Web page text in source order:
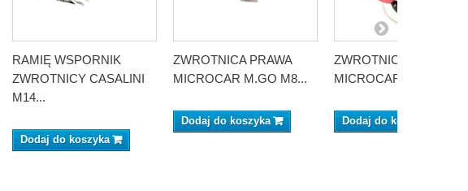
RAMIĘ WSPORNIK
ZWROTNICY CASALINI
M14...
Dodaj do koszyka
ZWROTNICA PRAWA
MICROCAR M.GO M8...
Dodaj do koszyka
ZWROTNICA PRAWA
MICROCAR M.GO M8...
Dodaj do koszyka